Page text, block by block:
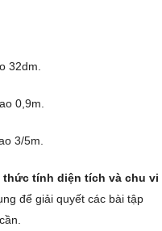
32dm.
0,9m.
3/5m.
tính diện tích và chu vi
để giải quyết các bài tập